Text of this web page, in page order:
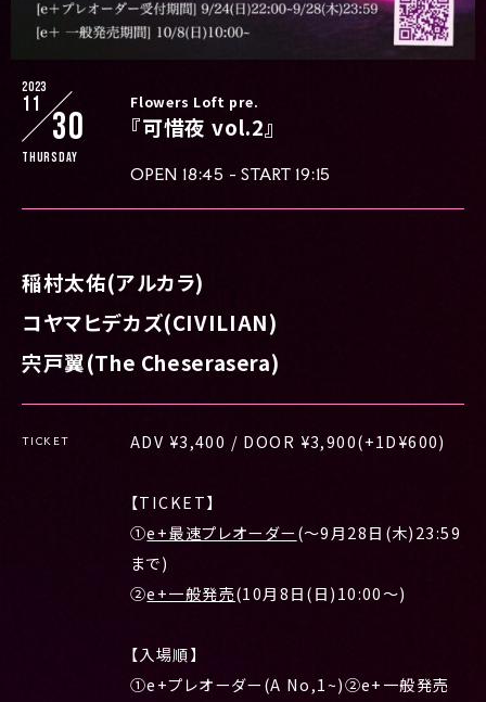
2023
11
30
Thursday
Flowers Loft pre.
『可惜夜 vol.2』
OPEN 18:45 - START 19:15
稲村太佑(アルカラ)
コヤマヒデカズ(CIVILIAN)
宍戸翼(The Cheserasera)
TICKET ADV ¥3,400 / DOOR ¥3,900(+1D¥600)
【TICKET】
①e+最速プレオーダー (〜9月28日(木)23:59
まで)
②e+一般発売(10月8日(日)10:00〜)
【入場順】
①e+プレオーダー(A No,1~)②e+一般発売